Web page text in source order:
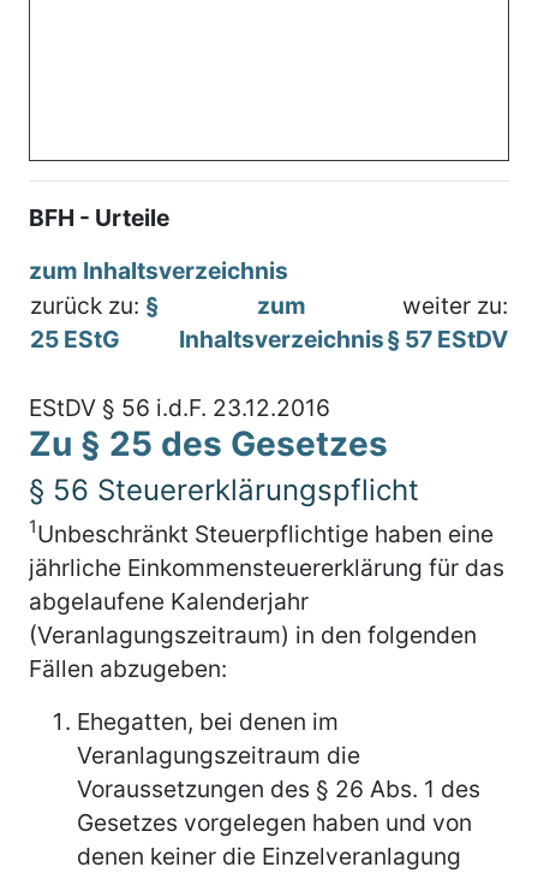
BFH - Urteile
zum Inhaltsverzeichnis
zurück zu: §
25 EStG
zum
Inhaltsverzeichnis
weiter zu:
§ 57 EStDV
EStDV § 56 i.d.F. 23.12.2016
Zu § 25 des Gesetzes
§ 56 Steuererklärungspflicht
1Unbeschränkt Steuerpflichtige haben eine
jährliche Einkommensteuererklärung für das
abgelaufene Kalenderjahr
(Veranlagungszeitraum) in den folgenden
Fällen abzugeben:
Ehegatten, bei denen im
Veranlagungszeitraum die
Voraussetzungen des § 26 Abs. 1 des
Gesetzes vorgelegen haben und von
denen keiner die Einzelveranlagung